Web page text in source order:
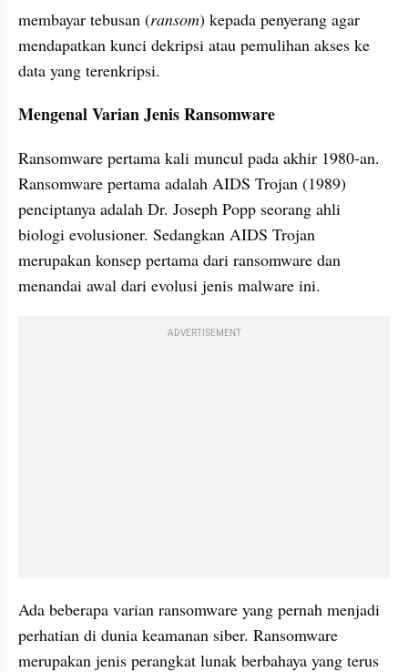
membayar tebusan (ransom) kepada penyerang agar
mendapatkan kunci dekripsi atau pemulihan akses ke
data yang terenkripsi.
Mengenal Varian Jenis Ransomware
Ransomware pertama kali muncul pada akhir 1980-an.
Ransomware pertama adalah AIDS Trojan (1989)
penciptanya adalah Dr. Joseph Popp seorang ahli
biologi evolusioner. Sedangkan AIDS Trojan
merupakan konsep pertama dari ransomware dan
menandai awal dari evolusi jenis malware ini.
ADVERTISEMENT
Ada beberapa varian ransomware yang pernah menjadi
perhatian di dunia keamanan siber. Ransomware
merupakan jenis perangkat lunak berbahaya yang terus